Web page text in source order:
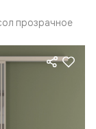
прозрачное